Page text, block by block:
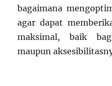
bagaimana
agar dapat
maksimal, baik
maupun